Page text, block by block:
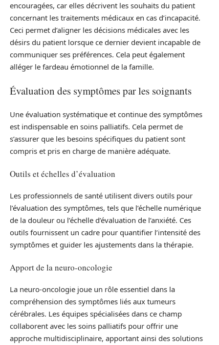
encouragées, car elles décrivent les souhaits du patient
concernant les traitements médicaux en cas d’incapacité.
Ceci permet d’aligner les décisions médicales avec les
désirs du patient lorsque ce dernier devient incapable de
communiquer ses préférences. Cela peut également
alléger le fardeau émotionnel de la famille.
Évaluation des symptômes par les soignants
Une évaluation systématique et continue des symptômes
est indispensable en soins palliatifs. Cela permet de
s’assurer que les besoins spécifiques du patient sont
compris et pris en charge de manière adéquate.
Outils et échelles d’évaluation
Les professionnels de santé utilisent divers outils pour
l’évaluation des symptômes, tels que l’échelle numérique
de la douleur ou l’échelle d’évaluation de l’anxiété. Ces
outils fournissent un cadre pour quantifier l’intensité des
symptômes et guider les ajustements dans la thérapie.
Apport de la neuro-oncologie
La neuro-oncologie joue un rôle essentiel dans la
compréhension des symptômes liés aux tumeurs
cérébrales. Les équipes spécialisées dans ce champ
collaborent avec les soins palliatifs pour offrir une
approche multidisciplinaire, apportant ainsi des solutions